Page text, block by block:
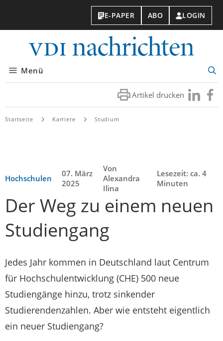
E-PAPER ABO LOGIN
Menü
Artikel drucken Besuchen
Sie
Sie
Startseite Karriere Studium
Hochschulen
07. März
2025
Von
Alexandra
Ilina
Lesezeit: ca. 4
Minuten
Der Weg zu einem neuen
Studiengang
Jedes Jahr kommen in Deutschland laut Centrum
für Hochschulentwicklung (CHE) 500 neue
Studiengänge hinzu, trotz sinkender
Studierendenzahlen. Aber wie entsteht eigentlich
ein neuer Studiengang?